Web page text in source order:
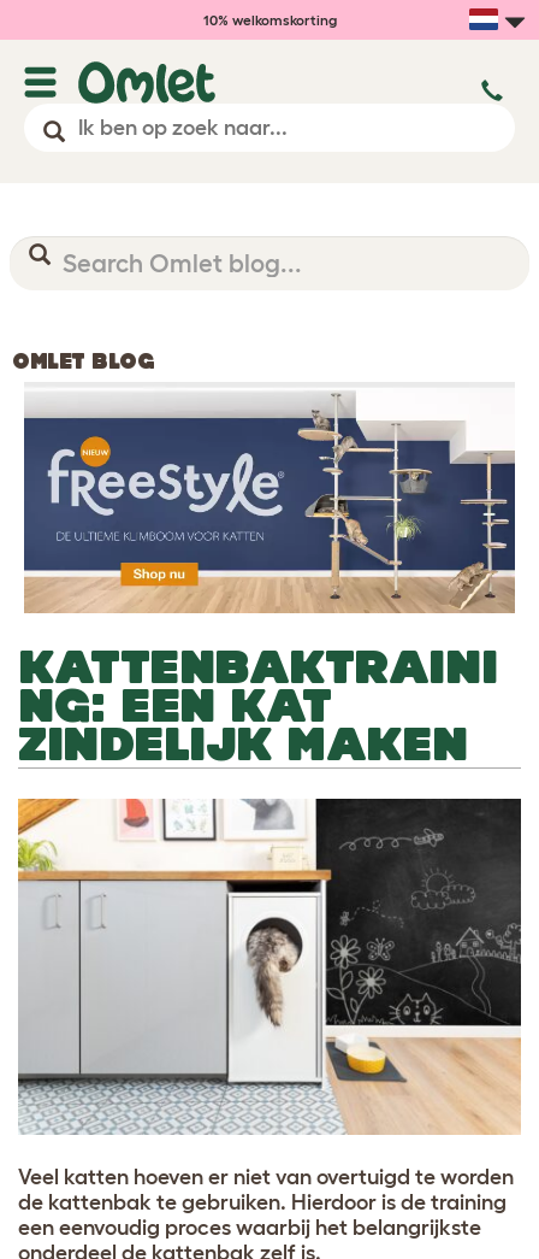
10% welkomskorting
OMLET BLOG
KATTENBAKTRAINI
NG: EEN KAT
ZINDELIJK MAKEN
Veel katten hoeven er niet van overtuigd te worden
de kattenbak te gebruiken. Hierdoor is de training
een eenvoudig proces waarbij het belangrijkste
onderdeel de kattenbak zelf is.